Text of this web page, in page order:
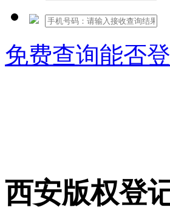
免费查询能否
西安版权登